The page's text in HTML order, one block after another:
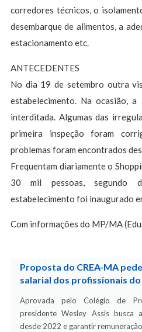
corredores técnicos, o
desembarque de alimentos, a
estacionamento etc.
ANTECEDENTES
No dia 19 de setembro outra
estabelecimento. Na ocasião,
interditada. Algumas das
primeira inspeção foram
problemas foram encontrados
Frequentam diariamente o
30 mil pessoas,
estabelecimento foi inaugurado
Com informações do MP/MA
Proposta do CREA-MA
salarial dos profissionais
Aprovada pelo Colégio de
presidente Wesley Assis busca
desde 2022 e garantir